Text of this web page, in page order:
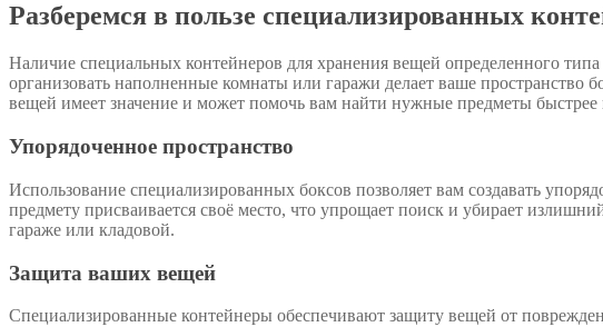
Разберемся в пользе специализированных
Наличие специальных контейнеров для хранения вещей определенного
организовать наполненные комнаты или гаражи делает ваше
вещей имеет значение и может помочь вам найти нужные предметы быстрее
Упорядоченное пространство
Использование специализированных боксов позволяет вам создавать
предмету присваивается своё место, что упрощает поиск и убирает
гараже или кладовой.
Защита ваших вещей
Специализированные контейнеры обеспечивают защиту вещей от